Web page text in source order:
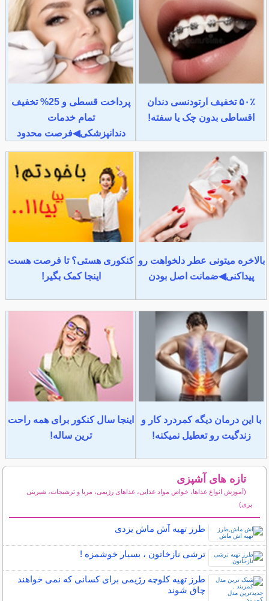
۵۰٪ تخفیف ارتودنسی دندان
اقساطی بدون چک یا سفته!
پرداخت قسطی و 25% تخفیف
تمام خدمات
دندانپزشکی◀فرصت محدود
بالاخره میتونی عطر دلخواهت رو
پیداکنی◀ضمانت اصل بودن
کنکوری هستی؟ تا فرصت هست
اینجا کمک بگیر!
با این درمان دیگه کمردرد کار و
زندگیت رو تعطیل نمیکنه!
اینجا سال کنکور برای همه راحت
ترین ساله!
تازه های آشپزی
(آموزش انواع غذاها، خواص مواد غذایی، غذاهای رژیمی، مربا و ترشیجات، شیرینی
پزی)
طرز تهیه آش ماش یزدی
ترشی نازخاتون ، بسیار خوشمزه !
طرز تهیه کلوچه رژیمی برای کسانی که نمی خواهند
چاق شوند